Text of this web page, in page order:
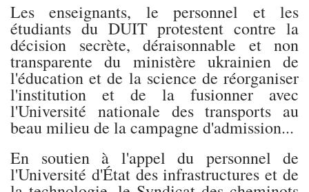
Les enseignants, le personnel et les
étudiants du DUIT protestent contre la
décision secrète, déraisonnable et non
transparente du ministère ukrainien de
l'éducation et de la science de réorganiser
l'institution et de la fusionner avec
l'Université nationale des transports au
beau milieu de la campagne d'admission...
En soutien à l'appel du personnel de
l'Université d'État des infrastructures et de